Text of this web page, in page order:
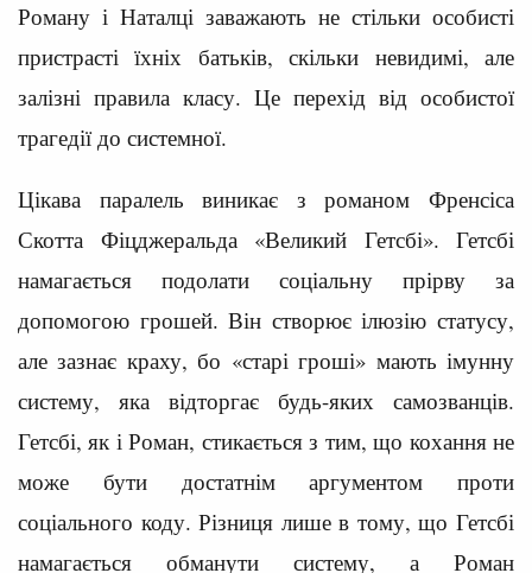
Роману і Наталці заважають не стільки особисті
пристрасті їхніх батьків, скільки невидимі, але
залізні правила класу. Це перехід від особистої
трагедії до системної.
Цікава паралель виникає з романом Френсіса
Скотта Фіцджеральда «Великий Гетсбі». Гетсбі
намагається подолати соціальну прірву за
допомогою грошей. Він створює ілюзію статусу,
але зазнає краху, бо «старі гроші» мають імунну
систему, яка відторгає будь-яких самозванців.
Гетсбі, як і Роман, стикається з тим, що кохання не
може бути достатнім аргументом проти
соціального коду. Різниця лише в тому, що Гетсбі
намагається обманути систему, а Роман